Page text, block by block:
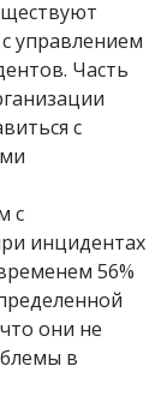
управлением
Часть
с
с
инцидентах
56%
они не
в